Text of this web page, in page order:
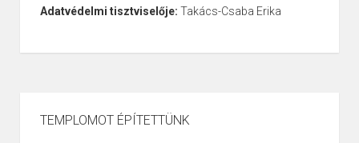
Adatvédelmi tisztviselője: Takács-Csaba Erika
TEMPLOMOT ÉPÍTETTÜNK